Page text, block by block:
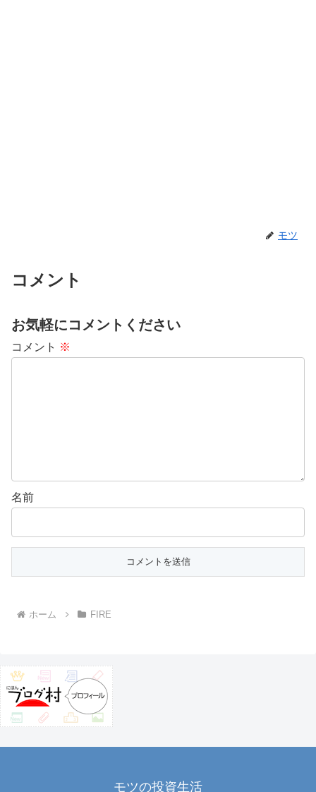
モツ
コメント
お気軽にコメントください
コメント ※
名前
ホーム FIRE
モツの投資生活